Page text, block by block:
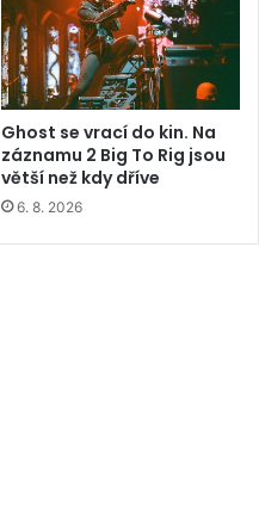
Ghost se vrací do kin. Na
záznamu 2 Big To Rig jsou
větší než kdy dříve
6. 8. 2026